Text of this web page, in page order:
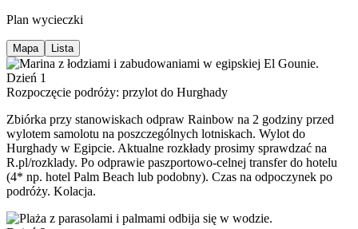
Plan wycieczki
Mapa Lista
Dzień 1
Rozpoczęcie podróży: przylot do Hurghady
Zbiórka przy stanowiskach odpraw Rainbow na 2 godziny przed
wylotem samolotu na poszczególnych lotniskach. Wylot do
Hurghady w Egipcie. Aktualne rozkłady prosimy sprawdzać na
R.pl/rozklady. Po odprawie paszportowo-celnej transfer do hotelu
(4* np. hotel Palm Beach lub podobny). Czas na odpoczynek po
podróży. Kolacja.